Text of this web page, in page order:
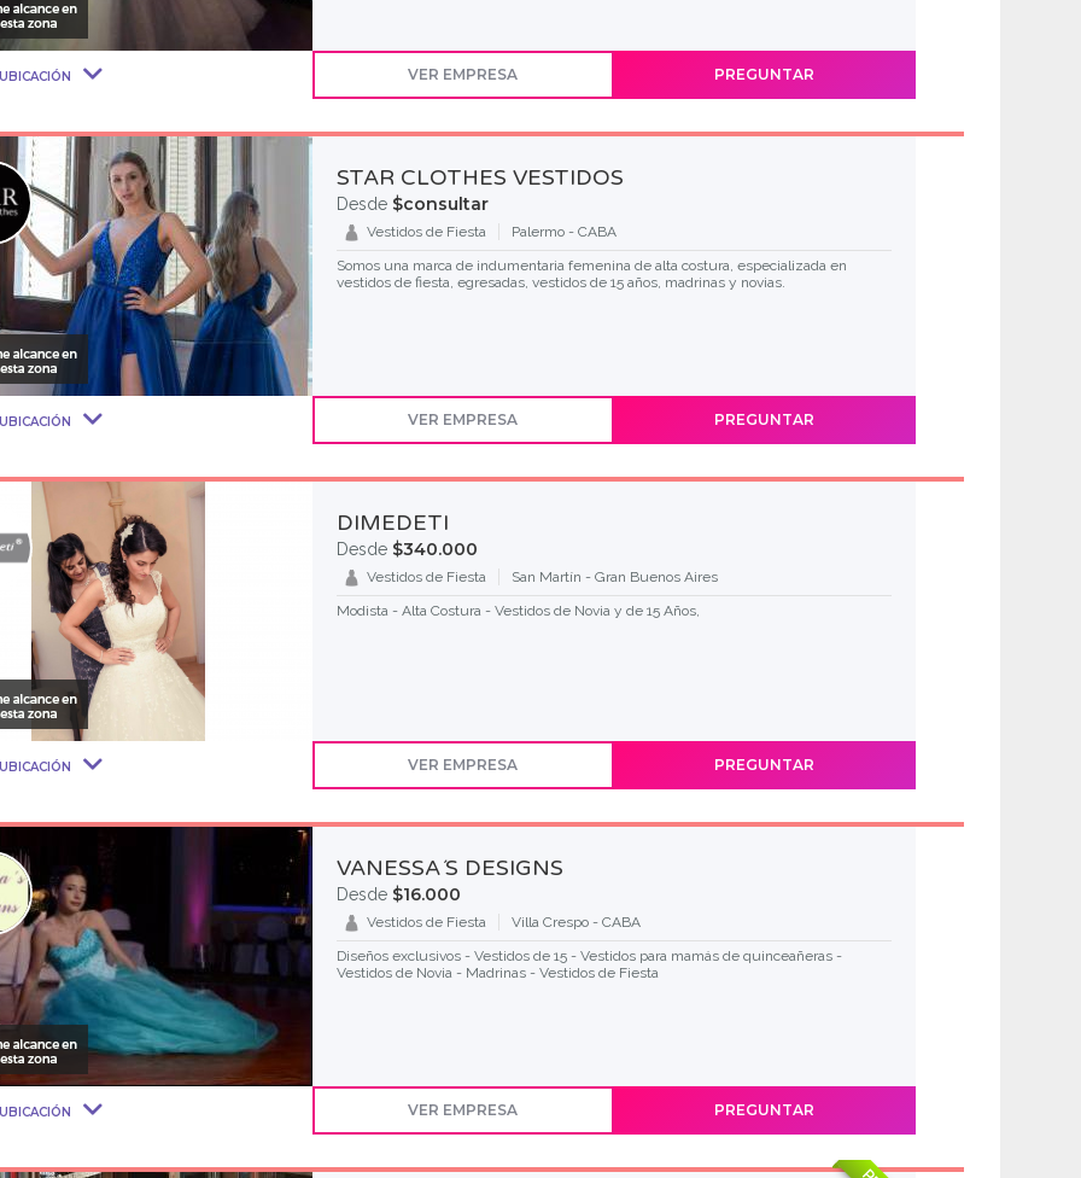
VER EMPRESA PREGUNTAR
STAR CLOTHES VESTIDOS
Desde $consultar
Vestidos de Fiesta
Palermo - CABA
Somos una marca de indumentaria femenina de alta costura, especializada en
vestidos de fiesta, egresadas, vestidos de 15 años, madrinas y novias.
VER EMPRESA PREGUNTAR
DIMEDETI
Desde $340.000
Vestidos de Fiesta
San Martín - Gran Buenos Aires
Modista - Alta Costura - Vestidos de Novia y de 15 Años,
VER EMPRESA PREGUNTAR
VANESSA´S DESIGNS
Desde $16.000
Vestidos de Fiesta
Villa Crespo - CABA
Diseños exclusivos - Vestidos de 15 - Vestidos para mamás de quinceañeras -
Vestidos de Novia - Madrinas - Vestidos de Fiesta
VER EMPRESA PREGUNTAR